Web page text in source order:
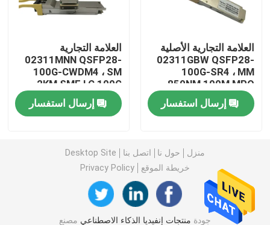
وحدة 10G SFP
جهاز الإرسال والاستقبال البصري Finisar
بطاقة محول الشبكة
مفتاح Brocade SAN
رخصة بروكيد POD
العلامة التجارية الأصلية
02311GBW QSFP28-
100G-SR4 ، MM
850NM 100M MPO
100G QSFP28 Module
إرسال استفسار
العلامة التجارية
02311MNN QSFP28-
100G-CWDM4 ، SM
2KM SMF LC 100G
QSFP28 Module
إرسال استفسار
منزل حول نا اتصل بنا
Desktop Site
خريطة الموقع
Privacy Policy
جودة منتجات إنفيديا الذكاء الاصطناعي مصنع